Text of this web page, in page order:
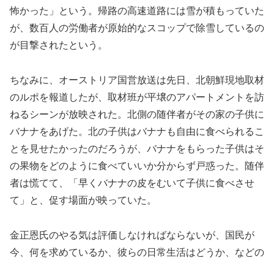
怖かった」という。帰路の高速道路には雪が積もっていた
が、数百人の労働者が原始的なスコップで除雪しているの
が目撃されたという。
ちなみに、オーストリア国営放送は先日、北朝鮮現地取材
のルポを報道したが、取材班が平壌のアパートメントを訪
ねるシーンが放映された。北側の随伴者がその家の子供に
バナナをあげた。北の子供はバナナも自由に食べられるこ
とを見せたかったのだろうが、バナナをもらった子供はそ
の果物をどのように食べていいか分からず戸惑った。随伴
者は慌てて、「早くバナナの皮をむいて子供に食べさせ
て」と、促す場面が映っていた。
金正恩氏のやる気は評価しなければならないが、国民が
今、何を求めているか、彼らの日常生活はどうか、などの